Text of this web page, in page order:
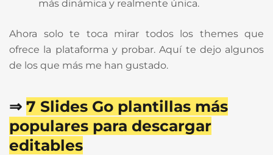
más dinámica y realmente única.
Ahora solo te toca mirar todos los themes que
ofrece la plataforma y probar. Aquí te dejo algunos
de los que más me han gustado.
⇒ 7 Slides Go plantillas más
populares para descargar
editables